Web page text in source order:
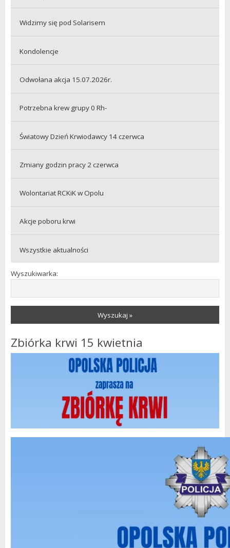
Widzimy się pod Solarisem
Kondolencje
Odwołana akcja 15.07.2026r.
Potrzebna krew grupy 0 Rh-
Światowy Dzień Krwiodawcy 14 czerwca
Zmiany godzin pracy 2 czerwca
Wolontariat RCKiK w Opolu
Akcje poboru krwi
Wszystkie aktualności
Wyszukiwarka:
Wyszukaj »
Zbiórka krwi 15 kwietnia